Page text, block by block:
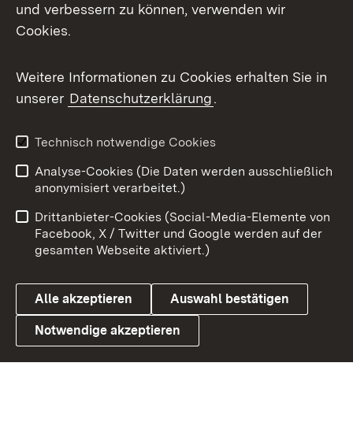
Facebook
X / Twitter
Youtube
Link zum Landesportal
Impressum
Kontakt
Barrierefreiheit
Datenschutz
Cookies
und verbessern zu können, verwenden wir
Cookies.
Weitere Informationen zu Cookies erhalten Sie in
unserer Datenschutzerklärung.
Technisch notwendige Cookies
Analyse-Cookies (Die Daten werden ausschließlich
anonymisiert verarbeitet.)
Drittanbieter-Cookies (Social-Media-Elemente von
Facebook, X / Twitter und Google werden auf der
gesamten Webseite aktiviert.)
Alle akzeptieren Auswahl bestätigen
Notwendige akzeptieren